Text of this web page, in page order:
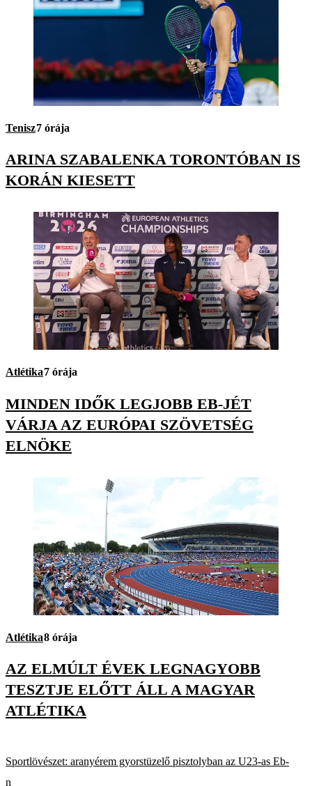
Tenisz7 órája
ARINA SZABALENKA TORONTÓBAN IS
KORÁN KIESETT
Atlétika7 órája
MINDEN IDŐK LEGJOBB EB-JÉT
VÁRJA AZ EURÓPAI SZÖVETSÉG
ELNÖKE
Atlétika8 órája
AZ ELMÚLT ÉVEK LEGNAGYOBB
TESZTJE ELŐTT ÁLL A MAGYAR
ATLÉTIKA
Sportlövészet: aranyérem gyorstüzelő pisztolyban az U23-as Eb-
n